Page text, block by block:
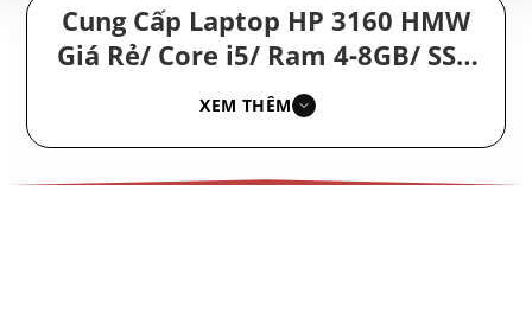
Cung Cấp Laptop HP 3160 HMW
Giá Rẻ/ Core i5/ Ram 4-8GB/ SSD
128-256GB/ Laptop Chính Hãng/
Laptop HP Mỏng Gọn Giá Rẻ/ Máy
Tính Xách Tay Laptop HP I5
XEM THÊM